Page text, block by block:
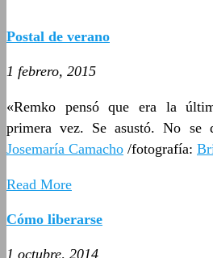
Postal de verano
1 febrero, 2015
«Remko pensó que era la
primera vez. Se asustó. No se
Josemaría Camacho /fotografía:
Read More
Cómo liberarse
1 octubre, 2014